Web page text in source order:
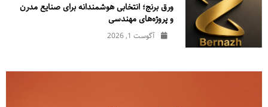
ورق برنج؛ انتخابی هوشمندانه برای صنایع مدرن
و پروژه‌های مهندسی
آگوست 1, 2026